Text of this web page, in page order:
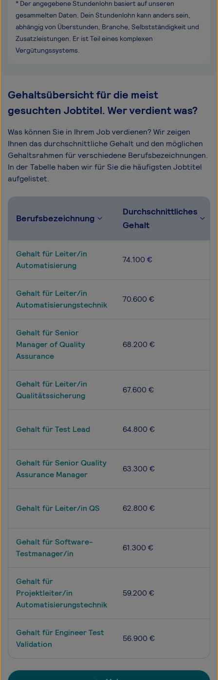
* Der angegebene Stundenlohn basiert auf unseren
gesammelten Daten. Dein Stundenlohn kann anders sein,
abhängig von Überstunden, Branche, Selbstständigkeit und
Zusatzleistungen. Er ist Teil eines komplexen
Vergütungssystems.
Gehaltsübersicht für die meist
gesuchten Jobtitel. Wer verdient was?
Was können Sie in Ihrem Job verdienen? Wir zeigen
Ihnen das durchschnittliche Gehalt und den möglichen
Gehaltsrahmen für verschiedene Berufsbezeichnungen.
In der Tabelle haben wir für Sie die häufigsten Jobtitel
aufgelistet.
Berufsbezeichnung
Durchschnittliches
Gehalt
Gehalt für Leiter/in
Automatisierung
74.100 €
Gehalt für Leiter/in
Automatisierungstechnik
70.600 €
Gehalt für Senior
Manager of Quality
Assurance
68.200 €
Gehalt für Leiter/in
Qualitätssicherung
67.600 €
Gehalt für Test Lead 64.800 €
Gehalt für Senior Quality
Assurance Manager
63.300 €
Gehalt für Leiter/in QS 62.800 €
Gehalt für Software-
Testmanager/in
61.300 €
Gehalt für
Projektleiter/in
Automatisierungstechnik
59.200 €
Gehalt für Engineer Test
Validation
56.900 €